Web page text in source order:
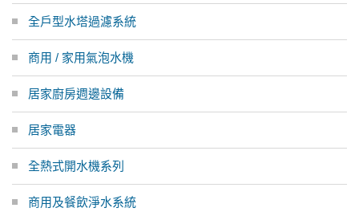
全戶型水塔過濾系統
商用 / 家用氣泡水機
居家廚房週邊設備
居家電器
全熱式開水機系列
商用及餐飲淨水系統